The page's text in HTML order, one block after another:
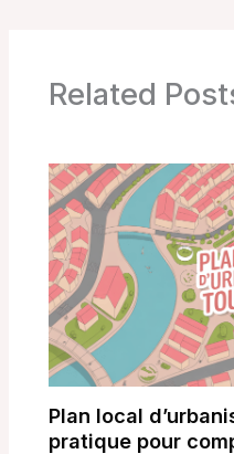
Related
Plan local
pratique pour